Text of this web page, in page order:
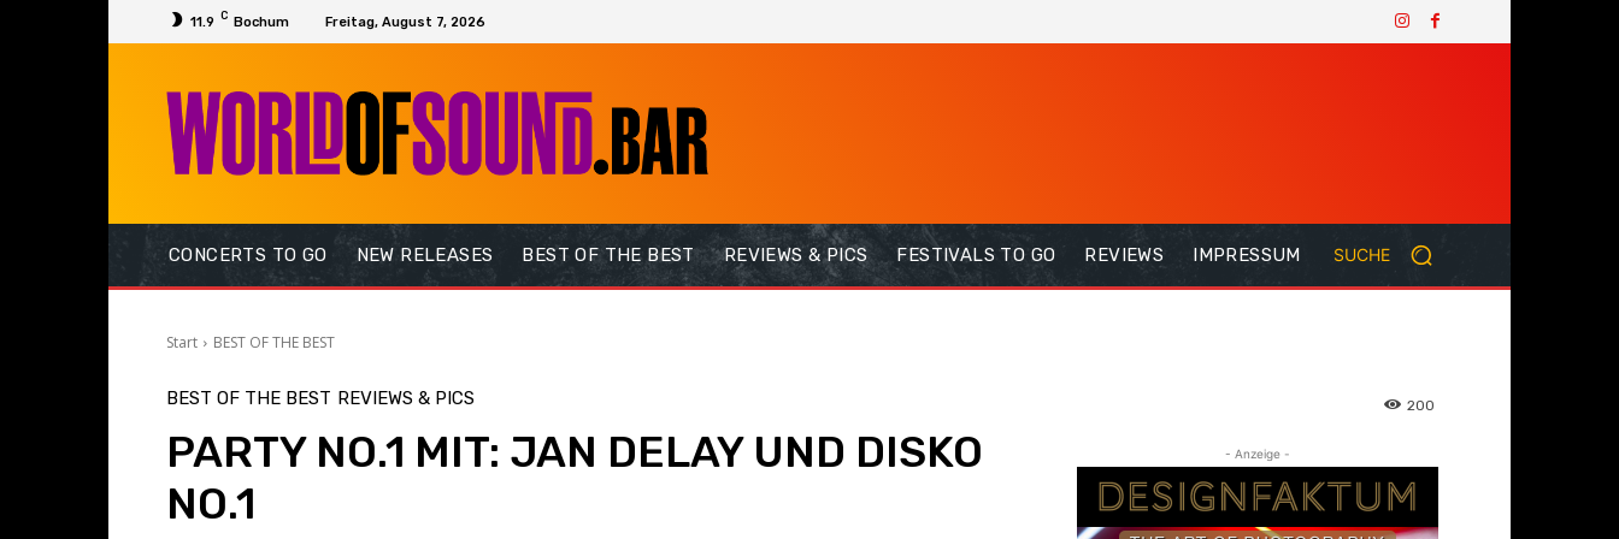
11.9 C Bochum Freitag, August 7, 2026
CONCERTS TO GO NEW RELEASES BEST OF THE BEST REVIEWS & PICS FESTIVALS TO GO REVIEWS IMPRESSUM SUCHE
Start BEST OF THE BEST
BEST OF THE BEST REVIEWS & PICS
PARTY NO.1 MIT: JAN DELAY UND DISKO
NO.1
200
- Anzeige -